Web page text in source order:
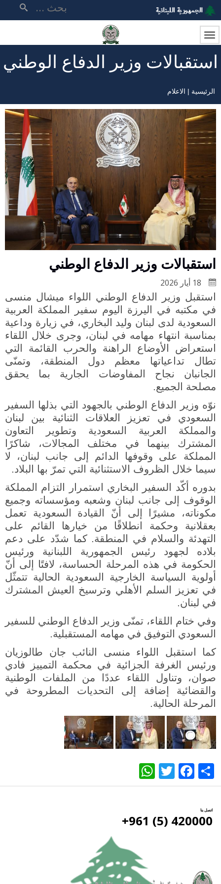
تجاوز
إلى
المحتوى
الرئيسي
استقبالات وزير الدفاع الوطني
مسار
التنقل
الرئيسية الاعلام
استقبالات وزير الدفاع الوطني
استقبل وزير الدفاع الوطني اللواء ميشال منسى
في مكتبه في اليرزة اليوم سفير المملكة العربية
السعودية لدى لبنان وليد البخاري، في زيارة وداعية
بمناسبة انتهاء مهامه في لبنان، وجرى خلال اللقاء
استعراض الأوضاع الراهنة والحرب القائمة التي
تطال تداعياتها معظم دول المنطقة، وتمنّى
الجانبان نجاح المفاوضات الجارية بما يحقق
مصلحة الجميع.
نوّه وزير الدفاع الوطني بالجهود التي بذلها السفير
السعودي في تعزيز العلاقات الثنائية بين لبنان
والمملكة العربية السعودية وتطوير التعاون
المشترك بينهما في مختلف المجالات، شاكرًا
المملكة على وقوفها الدائم إلى جانب لبنان، لا
سيما خلال الظروف الاستثنائية التي تمرّ بها البلاد.
بدوره أكّد السفير البخاري استمرار التزام المملكة
الوقوف إلى جانب لبنان وشعبه ومؤسساته وجميع
مكوناته، مشيرًا إلى أنّ القيادة السعودية تعمل
بعقلانية وحكمة انطلاقًا من خيارها القائم على
التهدئة والسلام في المنطقة. كما شدّد على دعم
بلاده لجهود رئيس الجمهورية اللبنانية ورئيس
الحكومة في هذه المرحلة الحساسة، لافتًا إلى أنّ
أولوية السياسة الخارجية السعودية الحالية تتمثّل
في تعزيز السلم الأهلي وترسيخ العيش المشترك
في لبنان.
وفي ختام اللقاء، تمنّى وزير الدفاع الوطني للسفير
السعودي التوفيق في مهامه المستقبلية.
كما استقبل اللواء منسى النائب جان طالوزيان
ورئيس الغرفة الجزائية في محكمة التمييز فادي
صوان، وتناول اللقاء عددًا من الملفات الوطنية
والقضائية إضافة إلى التحديات المطروحة في
المرحلة الحالية.
Share
Facebook
Twitter
اتصل بنا
420000 (5) 961+